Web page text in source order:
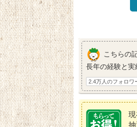
こちらの
長年の経験と実
2.4万人のフォロワ
現